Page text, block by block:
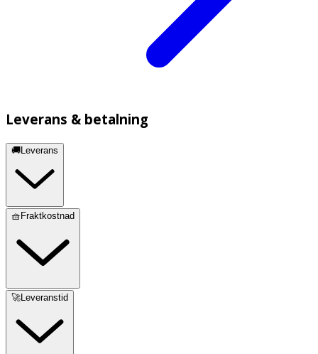
Leverans & betalning
🚚Leverans
🧺Fraktkostnad
🚀Leveranstid